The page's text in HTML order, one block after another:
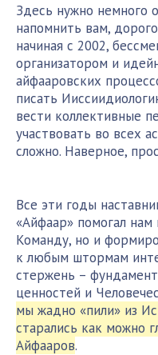
Здесь нужно немного
напомнить вам,
начиная с 2002,
организатором и
айфааровских
писать
вести коллективные
участвовать во всех
сложно. Наверное,
Все эти годы
«Айфаар» помогал нам
Команду, но и
к любым штормам
стержень –
ценностей и
мы жадно «пили» из
старались как можно
Айфааров.